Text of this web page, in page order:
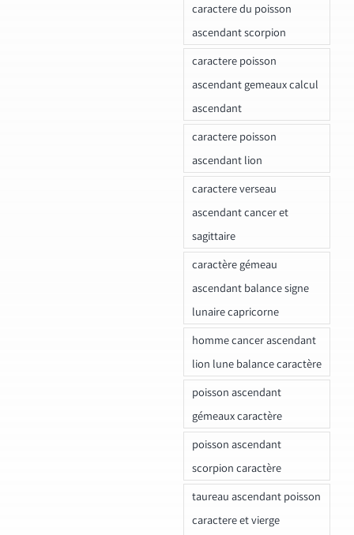
caractere du poisson
ascendant scorpion
caractere poisson
ascendant gemeaux calcul
ascendant
caractere poisson
ascendant lion
caractere verseau
ascendant cancer et
sagittaire
caractère gémeau
ascendant balance signe
lunaire capricorne
homme cancer ascendant
lion lune balance caractère
poisson ascendant
gémeaux caractère
poisson ascendant
scorpion caractère
taureau ascendant poisson
caractere et vierge